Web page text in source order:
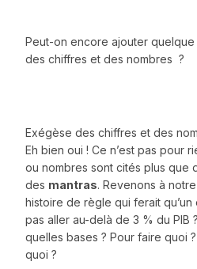
Peut-on encore ajouter
des chiffres et des nombres ?
Exégèse des chiffres et des
Eh bien oui ! Ce n’est pas pour
ou nombres sont cités plus que
des mantras. Revenons à
histoire de règle qui ferait
pas aller au-delà de 3 % du PIB
quelles bases ? Pour faire quoi
quoi ?